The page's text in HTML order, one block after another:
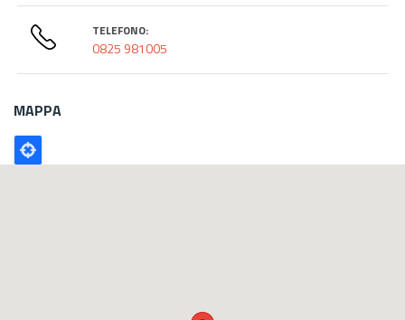
TELEFONO:
0825 981005
MAPPA
Poligono
GEO